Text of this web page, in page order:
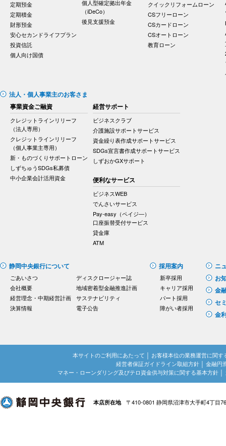
定期預金
定期積金
財形預金
安心セカンドライフプラン
投資信託
個人向け国債
個人型確定拠出年金
（iDeCo）
後見支援預金
クイックリフォームローン
CSフリーローン
CSカードローン
CSオートローン
教育ローン
法人・個人事業主のお客さま
事業資金ご融資
クレジットラインリリーフ
（法人専用）
クレジットラインリリーフ
（個人事業主専用）
新・ものづくりサポートローン
しずちゅうSDGs私募債
中小企業会計活用資金
経営サポート
ビジネスクラブ
介護施設サポートサービス
資金繰り表作成サポートサービス
SDGs宣言書作成サポートサービス
しずおかGXサポート
便利なサービス
ビジネスWEB
でんさいサービス
Pay-easy（ペイジ―）
口座振替受付サービス
貸金庫
ATM
静岡中央銀行について
ごあいさつ
会社概要
経営理念・中期経営計画
決算情報
ディスクロージャー誌
地域密着型金融推進計画
サステナビリティ
電子公告
採用案内
新卒採用
キャリア採用
パート採用
障がい者採用
ニ
お
金
セ
金
本サイトのご利用にあたって │ お客様本位の業務運営に関す
経営者保証ガイドライン取組方針│ 金融円
マネー・ローンダリング及びテロ資金供与対策に関する基本方針 │
本店所在地 〒410-0801 静岡県沼津市大手町4丁目